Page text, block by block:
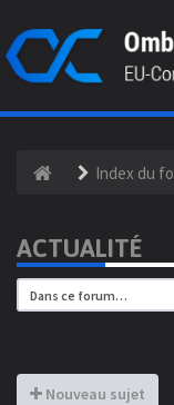
Index du
ACTUALITÉ
Nouveau sujet